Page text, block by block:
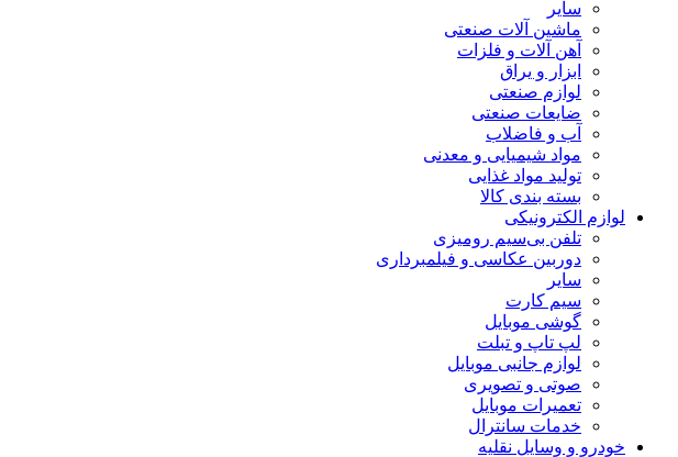
سایر
ماشین آلات صنعتی
آهن آلات و فلزات
ابزار و یراق
لوازم صنعتی
ضایعات صنعتی
آب و فاضلاب
مواد شیمیایی و معدنی
تولید مواد غذایی
بسته بندی کالا
لوازم الکترونیکی
تلفن بی‌سیم رومیزی
دوربین عکاسی و فیلمبرداری
سایر
سیم کارت
گوشی موبایل
لپ تاپ و تبلت
لوازم جانبی موبایل
صوتی و تصویری
تعمیرات موبایل
خدمات سانترال
خودرو و وسایل نقلیه